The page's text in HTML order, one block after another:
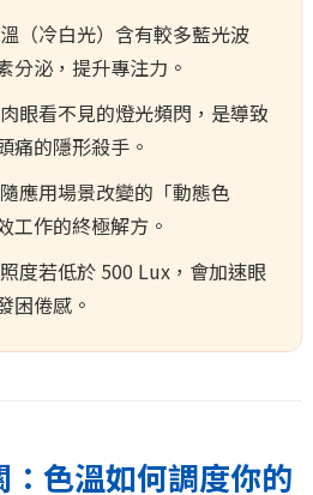
（冷白光）含有較多藍光波
分泌，提升專注力。
肉眼看不見的燈光頻閃，是導致
痛的隱形殺手。
應用場景改變的「動態色
工作的終極解方。
度若低於 500 Lux，會加速眼
困倦感。
：色溫如何調度你的